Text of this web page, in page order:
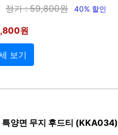
정가 : 59,800원 40% 할인
원
보기
특양면 무지 후드티 (KKA034)